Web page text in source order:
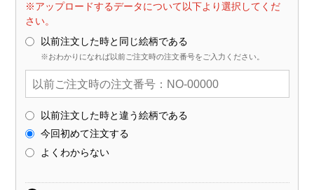
※アップロードするデータについて以下より選択してくだ
さい。
以前注文した時と同じ絵柄である
※おわかりになれば以前ご注文時の注文番号をご入力ください。
以前注文した時と違う絵柄である
今回初めて注文する
よくわからない